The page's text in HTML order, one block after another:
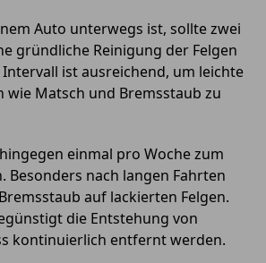
Auto unterwegs ist, sollte zwei
gründliche Reinigung der Felgen
ist ausreichend, um leichte
wie Matsch und Bremsstaub zu
einmal pro Woche zum
Besonders nach langen Fahrten
auf lackierten Felgen.
die Entstehung von
kontinuierlich entfernt werden.